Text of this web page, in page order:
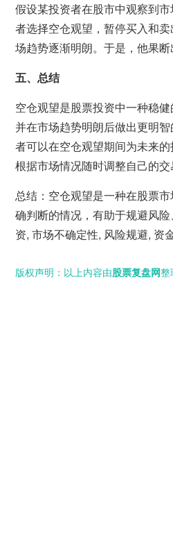
假设某投资者在股市中观察到
者选择空仓观望，暂停买入和
场趋势逐渐明朗。于是，他果
五、总结
空仓观望是股票投资中一种稳
并在市场趋势明朗后做出更明
者可以在空仓观望期间为未来
根据市场情况随时调整自己的
总结：空仓观望是一种在股票
确判断的情况，有助于规避风
资, 市场不确定性, 风险规避, 资
版权声明：以上内容由股票复盘网整